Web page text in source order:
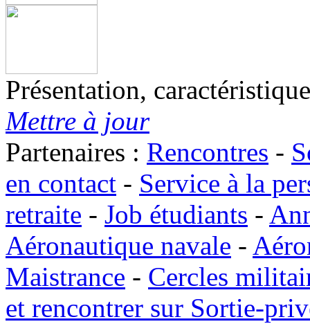
Présentation,
Mettre à jour
Partenaires : Rencontres -
en contact - Service à la
retraite - Job étudiants -
Aéronautique navale -
Maistrance - Cercles
et rencontrer sur Sortie-